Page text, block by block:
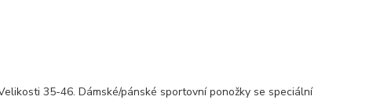
35-46. Dámské/pánské sportovní ponožky se speciální